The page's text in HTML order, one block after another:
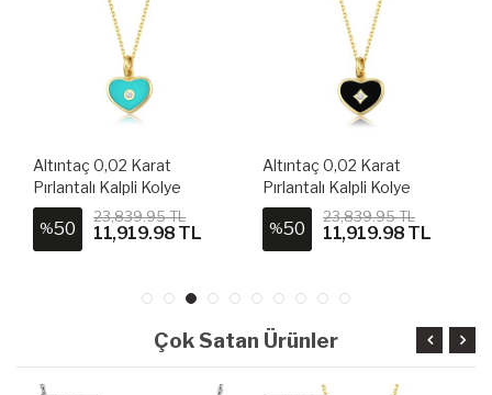
Altıntaç 0,02 Karat
Pırlantalı Kalpli Kolye
11443-PKU0025
%50
23,839.95 TL
11,919.98 TL
Altıntaç 0,02 Karat
Pırlantalı Kalpli Kolye
11442-PKU0024
%50
23,839.95 TL
11,919.98 TL
Çok Satan Ürünler